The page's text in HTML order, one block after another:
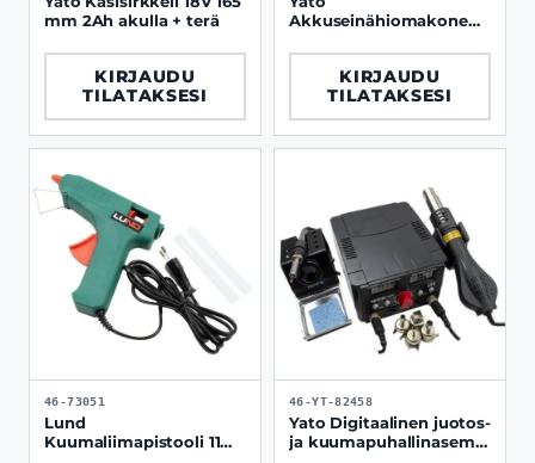
mm 2Ah akulla + terä
KIRJAUDU
TILATAKSESI
Akkuseinähiomakone
KIRJAUDU
TILATAKSESI
46-73051
Lund
Kuumaliimapistooli 11
46-YT-82458
Yato Digitaalinen juotos-
ja kuumapuhallinasema